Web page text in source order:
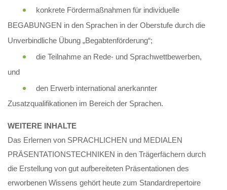
konkrete Fördermaßnahmen für individuelle
BEGABUNGEN in den Sprachen in der Oberstufe durch die
Unverbindliche Übung „Begabtenförderung“;
die Teilnahme an Rede- und Sprachwettbewerben,
und
den Erwerb international anerkannter
Zusatzqualifikationen im Bereich der Sprachen.
WEITERE INHALTE
Das Erlernen von SPRACHLICHEN und MEDIALEN
PRÄSENTATIONSTECHNIKEN in den Trägerfächern durch
die Erstellung von gut aufbereiteten Präsentationen des
erworbenen Wissens gehört heute zum Standardrepertoire